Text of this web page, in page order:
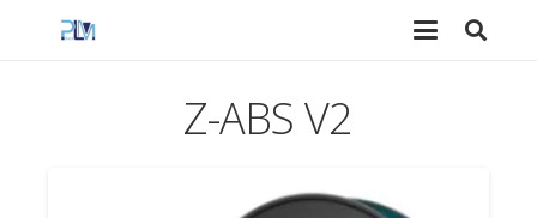
Z-ABS V2